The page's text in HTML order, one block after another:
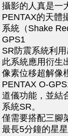
攝影的人真是一
PENTAX的天體
系統（Shake
GPS1
SR防震系統利
此系統應用衍生
像素位移超解像
PENTAX O-
道儀功能，並結
系統SR。
僅需要搭配三腳
最長5分鐘的星